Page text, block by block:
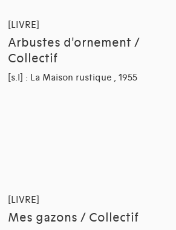
[LIVRE]
Arbustes d'ornement /
Collectif
[s.l] : La Maison rustique , 1955
[LIVRE]
Mes gazons / Collectif